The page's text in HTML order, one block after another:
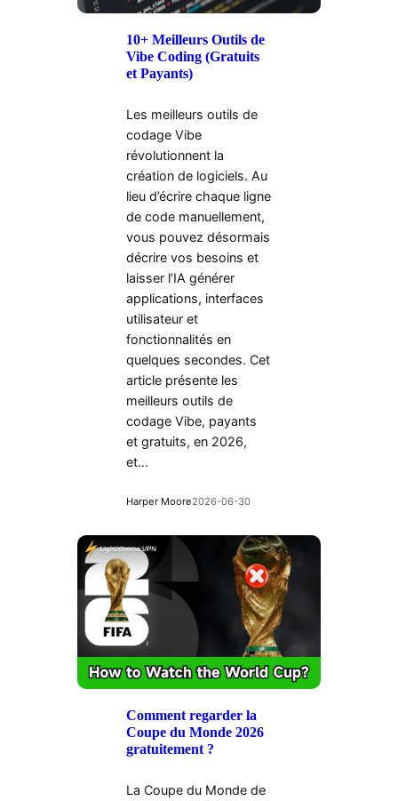
10+ Meilleurs Outils de
Vibe Coding (Gratuits
et Payants)
Les meilleurs outils de
codage Vibe
révolutionnent la
création de logiciels. Au
lieu d’écrire chaque ligne
de code manuellement,
vous pouvez désormais
décrire vos besoins et
laisser l’IA générer
applications, interfaces
utilisateur et
fonctionnalités en
quelques secondes. Cet
article présente les
meilleurs outils de
codage Vibe, payants
et gratuits, en 2026,
et…
Harper Moore2026-06-30
Comment regarder la
Coupe du Monde 2026
gratuitement ?
La Coupe du Monde de